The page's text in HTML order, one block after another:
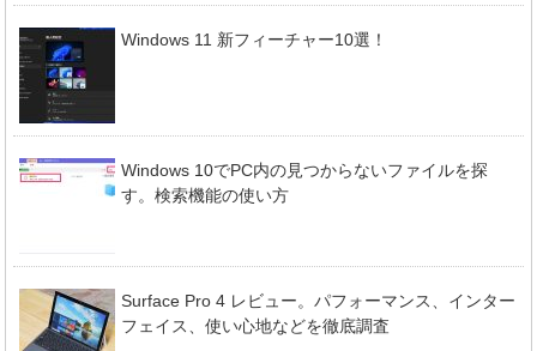
Windows 11 新フィーチャー10選！
Windows 10でPC内の見つからないファイルを探
す。検索機能の使い方
Surface Pro 4 レビュー。パフォーマンス、インター
フェイス、使い心地などを徹底調査